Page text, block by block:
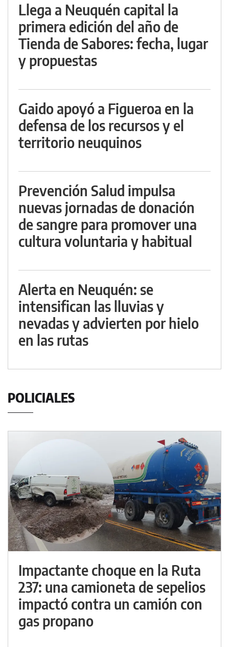
Llega a Neuquén capital la
primera edición del año de
Tienda de Sabores: fecha, lugar
y propuestas
Gaido apoyó a Figueroa en la
defensa de los recursos y el
territorio neuquinos
Prevención Salud impulsa
nuevas jornadas de donación
de sangre para promover una
cultura voluntaria y habitual
Alerta en Neuquén: se
intensifican las lluvias y
nevadas y advierten por hielo
en las rutas
POLICIALES
Impactante choque en la Ruta
237: una camioneta de sepelios
impactó contra un camión con
gas propano